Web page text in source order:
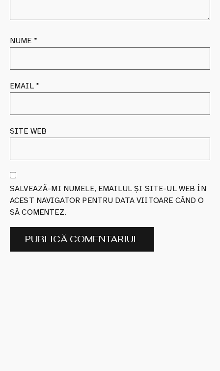
NUME *
EMAIL *
SITE WEB
SALVEAZĂ-MI NUMELE, EMAILUL ȘI SITE-UL WEB ÎN
ACEST NAVIGATOR PENTRU DATA VIITOARE CÂND O
SĂ COMENTEZ.